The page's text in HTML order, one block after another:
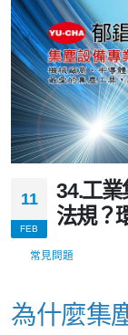
11
FEB
34.工
法規？
常見問題
為什麼集